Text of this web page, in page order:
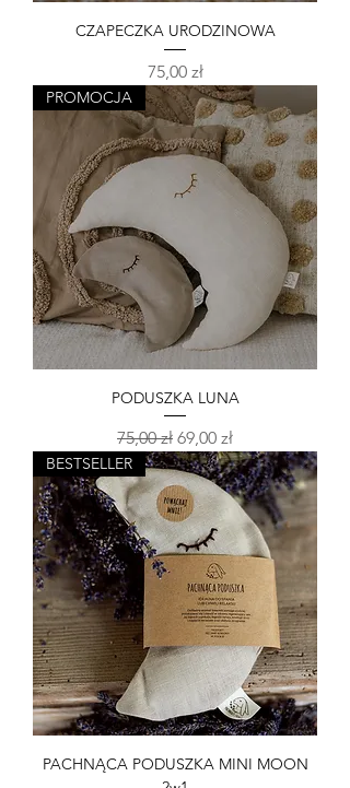
CZAPECZKA URODZINOWA
Cena
75,00 zł
PROMOCJA
PODUSZKA LUNA
Regularna cena
75,00 zł Cena rabatowa
69,00 zł
BESTSELLER
PACHNĄCA PODUSZKA MINI MOON